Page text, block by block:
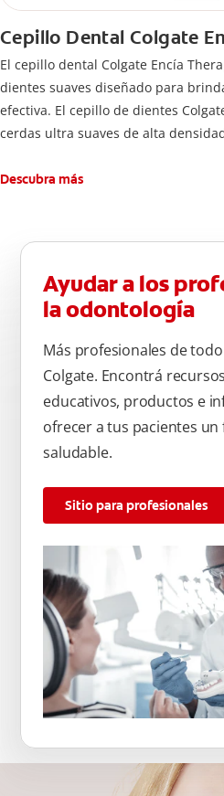
Cepillo Dental Colgate
El cepillo dental Colgate Encía
dientes suaves diseñado para
efectiva. El cepillo de dientes
cerdas ultra suaves de alta
cónicas y cuentan con una punta
aquellos espacios difíciles de
cepillo de dientes suaves una
cuidado diario.
Descubra más
Ayudar a los
la odontología
Más profesionales de
Colgate. Encontrá
educativos, productos e
ofrecer a tus pacientes
saludable.
Sitio para profesionales